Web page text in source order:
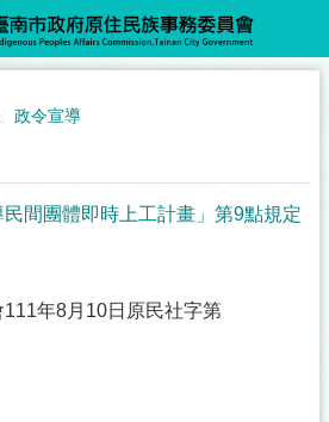
政令宣導
民間團體即時上工計畫」第9點規定
年8月10日原民社字第